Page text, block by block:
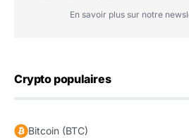
En savoir plus sur notre
Crypto populaires
Bitcoin (BTC)